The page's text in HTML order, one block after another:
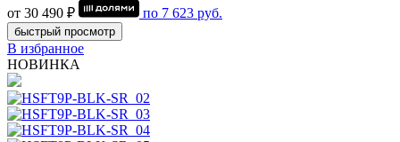
от 30 490 ₽
по 7 623 руб.
быстрый просмотр
В избранное
НОВИНКА